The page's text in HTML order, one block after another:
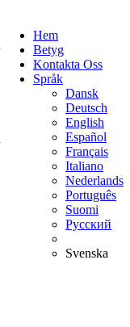
Hem
Betyg
Kontakta Oss
Språk
Dansk
Deutsch
English
Español
Français
Italiano
Nederlands
Português
Suomi
Русский
Svenska